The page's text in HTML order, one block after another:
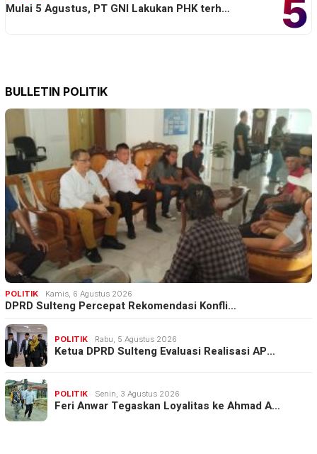
5
Mulai 5 Agustus, PT GNI Lakukan PHK terh…
BULLETIN POLITIK
POLITIK Kamis, 6 Agustus 2026
DPRD Sulteng Percepat Rekomendasi Konfli…
POLITIK Rabu, 5 Agustus 2026
Ketua DPRD Sulteng Evaluasi Realisasi AP…
POLITIK Senin, 3 Agustus 2026
Feri Anwar Tegaskan Loyalitas ke Ahmad A…